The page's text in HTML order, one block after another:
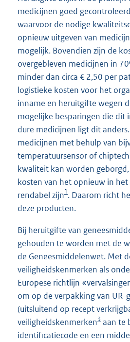
medicijnen goed
waarvoor de nodige
opnieuw uitgeven van
mogelijk. Bovendien zijn de
overgebleven medicijnen in
minder dan circa € 2,50 per
logistieke kosten voor het
inname en heruitgifte wegen
mogelijke besparingen die dit
dure medicijnen ligt dit
medicijnen met behulp van
temperatuursensor of
kwaliteit kan worden
kosten van het opnieuw in
rendabel zijn1. Daarom richt
deze producten.
Bij heruitgifte van
gehouden te worden met de
de Geneesmiddelenwet. Met
veiligheidskenmerken als
Europese richtlijn
om op de verpakking van UR-
(uitsluitend op recept
veiligheidskenmerken3 aan te
identificatiecode en een